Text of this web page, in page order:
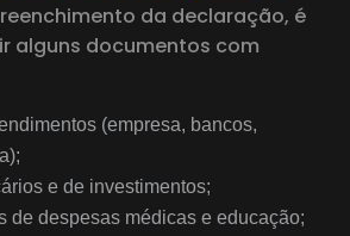
da declaração, é
alguns documentos com
(empresa, bancos,
e de investimentos;
de despesas médicas e educação;